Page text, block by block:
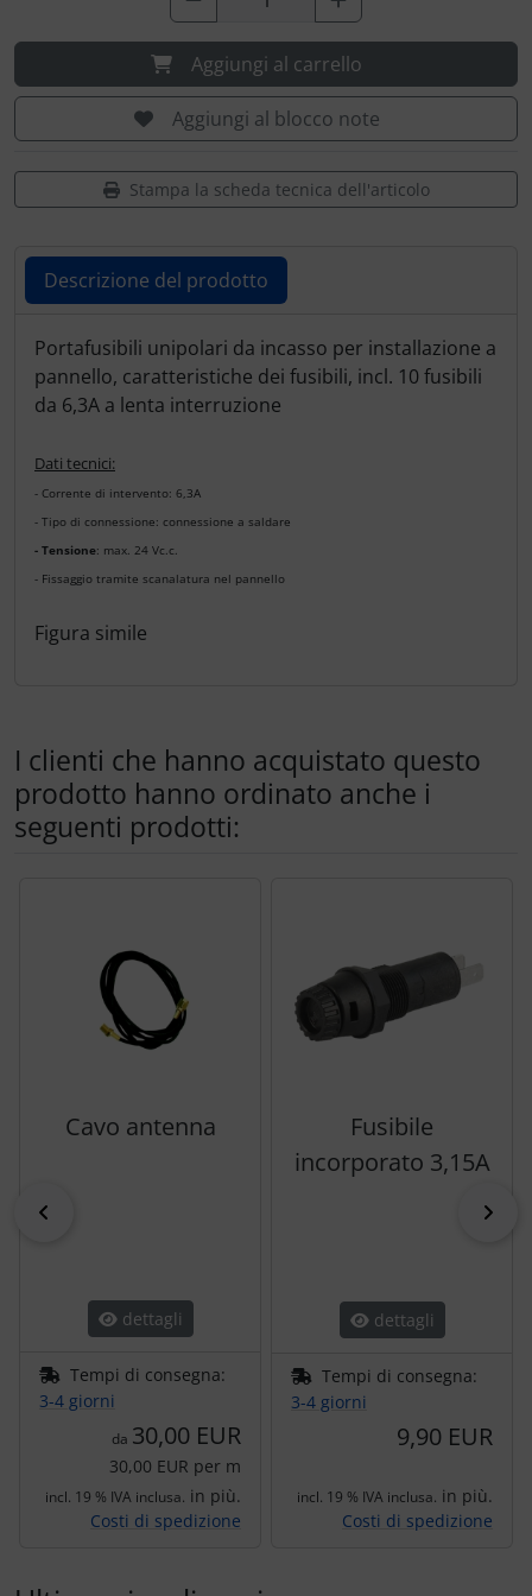
Aggiungi al carrello
Aggiungi al blocco note
Stampa la scheda tecnica dell'articolo
Descrizione del prodotto
Descrizione del prodotto
Portafusibili unipolari da incasso per installazione a
pannello, caratteristiche dei fusibili, incl. 10 fusibili
da 6,3A a lenta interruzione
Dati tecnici:
- Corrente di intervento: 6, 3A
- Tipo di connessione: connessione a saldare
- Tensione: max. 24 Vc.c.
- Fissaggio tramite scanalatura nel pannello
Figura simile
I clienti che hanno acquistato questo
prodotto hanno ordinato anche i
seguenti prodotti:
Cavo antenna
dettagli
Tempi di consegna:
3-4 giorni
da 30,00 EUR
30,00 EUR per m
incl. 19 % IVA inclusa. in più.
Costi di spedizione
Fusibile
incorporato 3,15A
dettagli
Tempi di consegna:
3-4 giorni
9,90 EUR
incl. 19 % IVA inclusa. in più.
Costi di spedizione
Prodotti personalizzati
Rilassamento
Teglia Aviator
Mappe di rilievo 3D